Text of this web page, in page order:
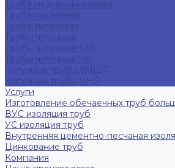
Труба медно-никелевая
Труба никелевая
Труба титановая
Трубы чугунные
Трубы чугунные SML
Трубы чугунные ЧК
Чугунные трубы ВЧШГ
Чугунные трубы ЧНР
Услуги
Изготовление обечаечных труб
ВУС изоляция труб
УС изоляция труб
Внутренняя цементно-песчаная
Цинкование труб
Компания